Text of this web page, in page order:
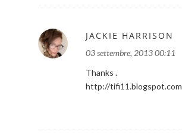
JACKIE HARRISON
03 settembre, 2013 00:11
Thanks .
http://tifi11.blogspot.com